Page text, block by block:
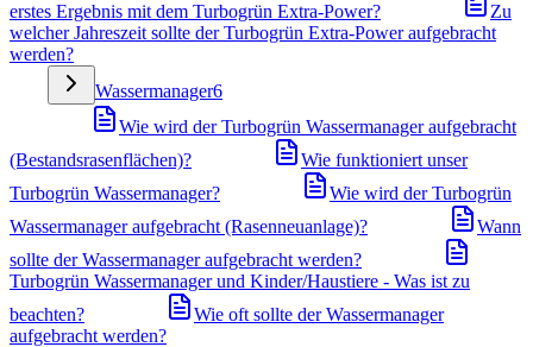
erstes Ergebnis mit dem Turbogrün Extra-Power?
Zu
welcher Jahreszeit sollte der Turbogrün Extra-Power aufgebracht
werden?
Wassermanager6
Wie wird der Turbogrün Wassermanager aufgebracht
(Bestandsrasenflächen)?
Wie funktioniert unser
Turbogrün Wassermanager?
Wie wird der Turbogrün
Wassermanager aufgebracht (Rasenneuanlage)?
Wann
sollte der Wassermanager aufgebracht werden?
Turbogrün Wassermanager und Kinder/Haustiere - Was ist zu
beachten?
Wie oft sollte der Wassermanager
aufgebracht werden?